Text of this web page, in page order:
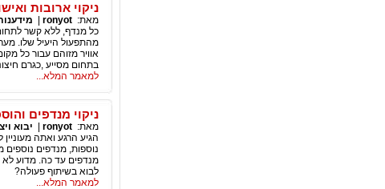
ניקוי ארובות
מאת: ronyot
כל מנדף, ללא קשר
מהתפעול היעיל שלו.
אוויר מזוהם עבור כל
בתחום מסייע ,כגרם
למאמר המלא...
ניקוי מנדפים
מאת: ronyot יבוא
הגיע הרגע ואתה
נוספות, מנדפים
מנדפים עד כה. מדוע
לבוא בשיתוף פעולה?
למאמר המלא...